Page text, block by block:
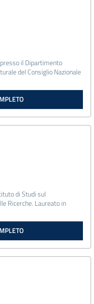
presso il Dipartimento
del Consiglio Nazionale
di Studi sul
Ricerche. Laureato in